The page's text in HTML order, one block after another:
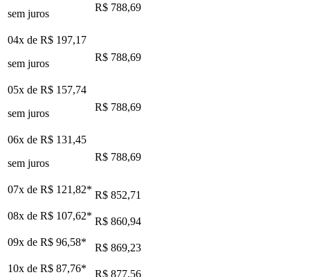
sem juros
R$ 788,69
04x de R$ 197,17
sem juros
R$ 788,69
05x de R$ 157,74
sem juros
R$ 788,69
06x de R$ 131,45
sem juros
R$ 788,69
07x de R$ 121,82* R$ 852,71
08x de R$ 107,62* R$ 860,94
09x de R$ 96,58*
R$ 869,23
10x de R$ 87,76*
R$ 877,56